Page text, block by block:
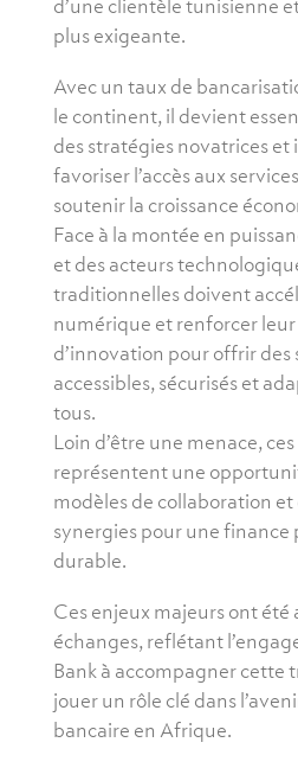
d’une clientèle tunisienne
plus exigeante.
Avec un taux de
le continent, il devient
des stratégies novatrices et
favoriser l’accès aux
soutenir la croissance
Face à la montée en
et des acteurs
traditionnelles doivent
numérique et renforcer
d’innovation pour offrir des
accessibles, sécurisés et
tous.
Loin d’être une menace,
représentent une
modèles de collaboration et
synergies pour une finance
durable.
Ces enjeux majeurs ont été
échanges, reflétant
Bank à accompagner cette
jouer un rôle clé dans
bancaire en Afrique.